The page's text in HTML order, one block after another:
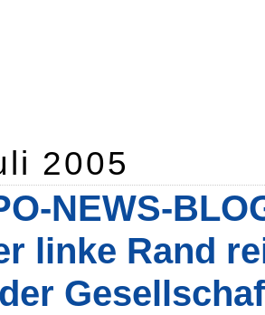
2005
NEWS-
linke Rand